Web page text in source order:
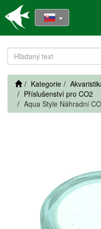
Kategorie
Příslušenství pro CO2
Aqua Style Náhradní